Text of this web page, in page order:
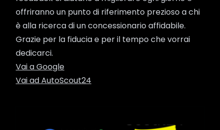
offriranno un punto di riferimento prezioso a chi
è alla ricerca di un concessionario affidabile.
Grazie per la fiducia e per il tempo che vorrai
dedicarci.
Vai a Google
Vai ad AutoScout24